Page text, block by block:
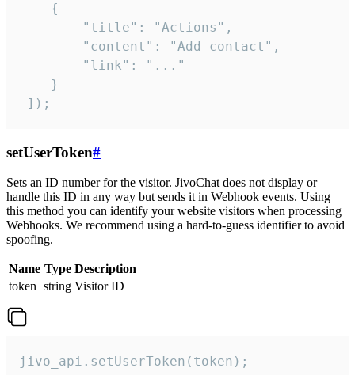
    {
        "title": "Actions",
        "content": "Add contact",
        "link": "..."
    }
]);
setUserToken#
Sets an ID number for the visitor. JivoChat does not display or
handle this ID in any way but sends it in Webhook events. Using
this method you can identify your website visitors when processing
Webhooks. We recommend using a hard-to-guess identifier to avoid
spoofing.
Name Type Description
token string Visitor ID
jivo_api.setUserToken(token);